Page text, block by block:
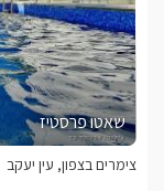
שאטו פרסטיז
צימרים בצפון, עין יעקב